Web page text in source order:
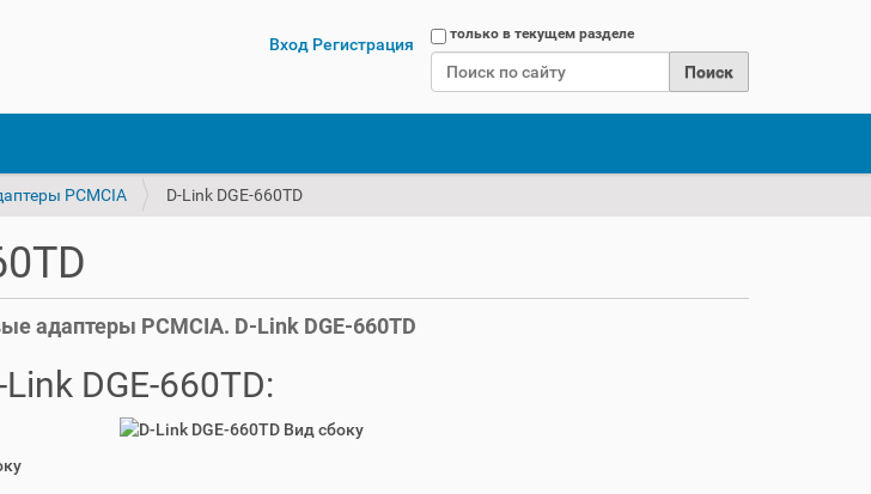
Поисктолько в текущем разделе
Вход Регистрация
PCMCIA D-Link DGE-660TD
адаптеры PCMCIA. D-Link DGE-660TD
DGE-660TD: